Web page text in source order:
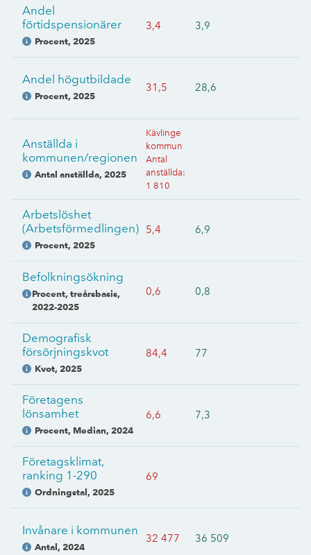
Andel
förtidspensionärer
Procent, 2025
3,4 3,9
Andel högutbildade
Procent, 2025
31,5 28,6
Anställda i
kommunen/regionen
Antal anställda, 2025
Kävlinge
kommun
Antal
anställda:
1 810
Arbetslöshet
(Arbetsförmedlingen)
Procent, 2025
5,4 6,9
Befolkningsökning
Procent, treårsbasis,
2022-2025
0,6 0,8
Demografisk
försörjningskvot
Kvot, 2025
84,4 77
Företagens
lönsamhet
Procent, Median, 2024
6,6 7,3
Företagsklimat,
ranking 1-290
Ordningstal, 2025
69
Invånare i kommunen
Antal, 2024
32 477 36 509